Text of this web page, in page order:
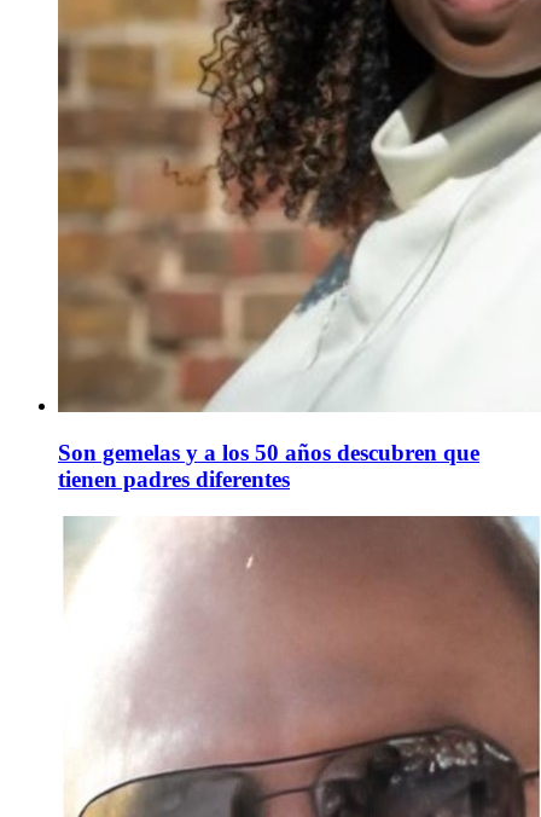
Son gemelas y a los 50 años descubren que
tienen padres diferentes